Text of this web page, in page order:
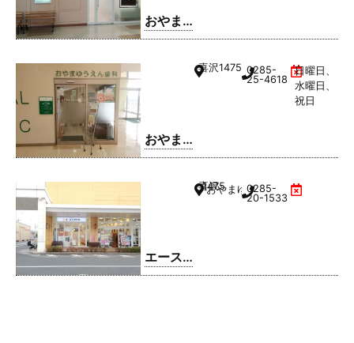
おやま
ゆうえ
おやま
ゆうえ
喜沢1475 0285-
25-4618
日曜日、
水曜日、
祝日
エース
コンタ
喜沢
1475
おやまゆうえんハーヴェストウ
0285-
20-1533